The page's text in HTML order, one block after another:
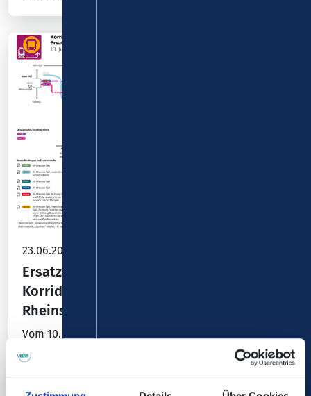
23.06.2026
Ersatzverkehr mit Bussen während der
Korridorsanierung auf der Rechten
Rheinstrecke
Vom 10. Juli 2026 (abends) bis
zum 12. Dezember 2026 ist die Strecke